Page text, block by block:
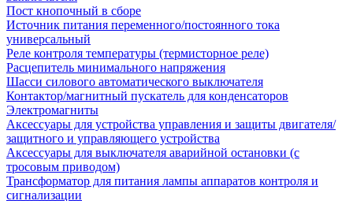
Пост кнопочный в сборе
Источник питания переменного/постоянного тока
универсальный
Реле контроля температуры (термисторное реле)
Расцепитель минимального напряжения
Шасси силового автоматического выключателя
Контактор/магнитный пускатель для конденсаторов
Электромагниты
Аксессуары для устройства управления и защиты двигателя/
защитного и управляющего устройства
Аксессуары для выключателя аварийной остановки (с
тросовым приводом)
Трансформатор для питания лампы аппаратов контроля и
сигнализации